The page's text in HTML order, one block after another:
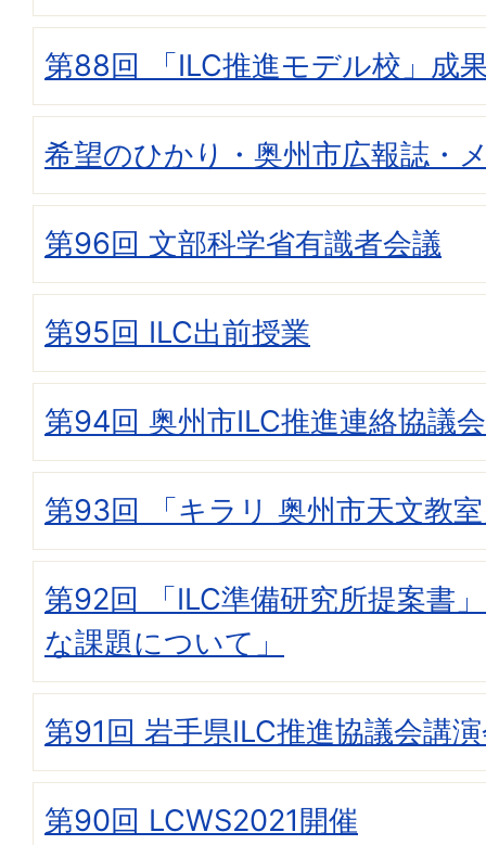
第88回 「ILC推進モデル校」成
希望のひかり・奥州市広報誌・
第96回 文部科学省有識者会議
第95回 ILC出前授業
第94回 奥州市ILC推進連絡協議会
第93回 「キラリ 奥州市天文教
第92回 「ILC準備研究所提案書
な課題について」
第91回 岩手県ILC推進協議会講
第90回 LCWS2021開催